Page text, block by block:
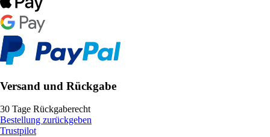
Versand und Rückgabe
30 Tage Rückgaberecht
Bestellung zurückgeben
Trustpilot